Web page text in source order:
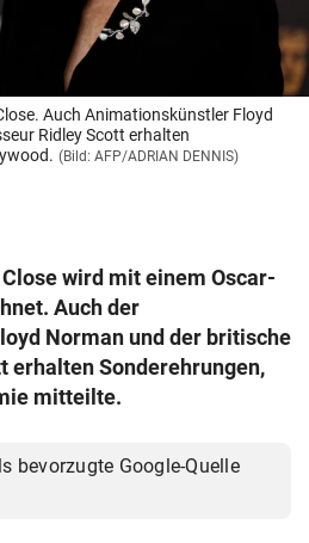
& Co KG 2026
Auch Animationskünstler Floyd
Ridley Scott erhalten
(Bild: AFP/ADRIAN DENNIS)
wird mit einem Oscar-
Auch der
Norman und der britische
erhalten Sonderehrungen,
mitteilte.
bevorzugte Google-Quelle